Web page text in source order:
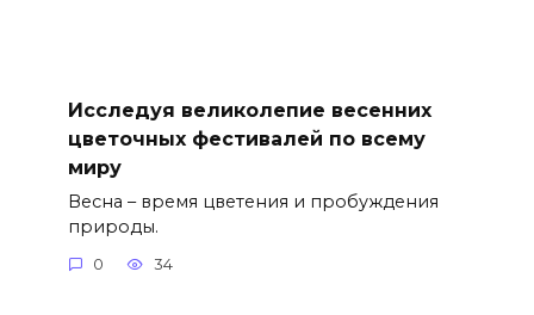
Исследуя великолепие весенних
цветочных фестивалей по всему
миру
Весна – время цветения и пробуждения
природы.
0 34